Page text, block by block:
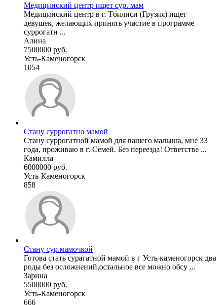
Медицинский центр ищет сур. мам
Медицинский центр в г. Тбилиси (Грузия) ищет
девушек, желающих принять участие в программе
суррогатн ...
Алина
7500000 руб.
Усть-Каменогорск
1054
Стану суррогатно мамой
Стану суррогатной мамой для вашего малыша, мне 33
года, проживаю в г. Семей. Без переезда! Ответстве ...
Камилла
6000000 руб.
Усть-Каменогорск
858
Стану сур.мамочкой
Готова стать сурагатной мамой в г Усть-каменогорск два
роды без осложнений,остальное все можно обсу ...
Зарина
5500000 руб.
Усть-Каменогорск
666